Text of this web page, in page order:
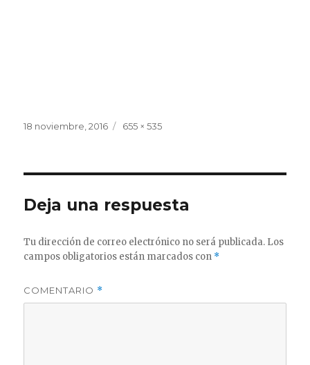
Publicado
18 noviembre, 2016
Tamaño
655 × 535
Deja una respuesta
Tu dirección de correo electrónico no será publicada. Los
campos obligatorios están marcados con *
COMENTARIO *